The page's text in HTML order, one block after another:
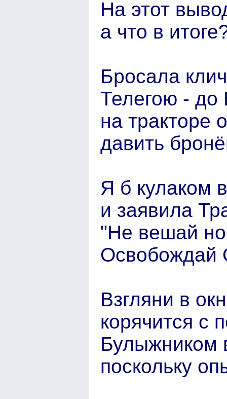
На этот
а что в
Бросала
Телегою - до
на тракторе
давить
Я б кулаком
и заявила
"Не вешай
Освобождай
Взгляни в
корячится с
Булыжником
поскольку